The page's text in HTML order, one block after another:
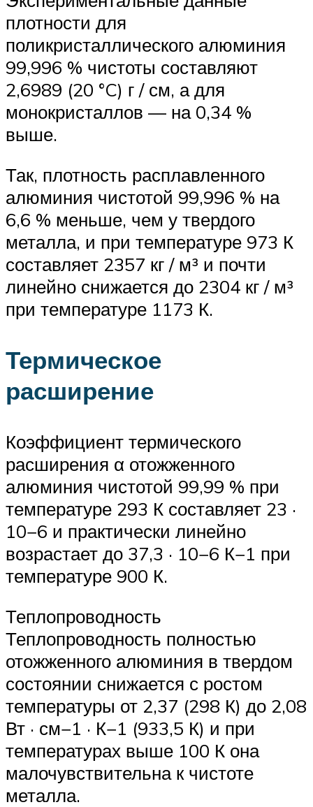
плотности для
поликристаллического алюминия
99,996 % чистоты составляют
2,6989 (20 °C) г / см, а для
монокристаллов — на 0,34 %
выше.
Так, плотность расплавленного
алюминия чистотой 99,996 % на
6,6 % меньше, чем у твердого
металла, и при температуре 973 К
составляет 2357 кг / м³ и почти
линейно снижается до 2304 кг / м³
при температуре 1173 К.
Термическое
расширение
Коэффициент термического
расширения α отожженного
алюминия чистотой 99,99 % при
температуре 293 К составляет 23 ·
10−6 и практически линейно
возрастает до 37,3 · 10−6 К−1 при
температуре 900 К.
Теплопроводность
Теплопроводность полностью
отожженного алюминия в твердом
состоянии снижается с ростом
температуры от 2,37 (298 К) до 2,08
Вт · см−1 · К−1 (933,5 К) и при
температурах выше 100 К она
малочувствительна к чистоте
металла.